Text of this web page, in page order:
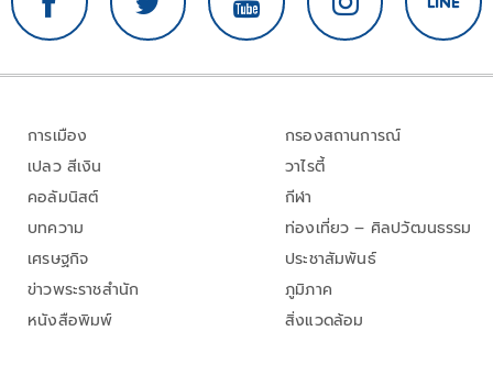
การเมือง
เปลว สีเงิน
คอลัมนิสต์
บทความ
เศรษฐกิจ
ข่าวพระราชสำนัก
หนังสือพิมพ์
กรองสถานการณ์
วาไรตี้
กีฬา
ท่องเที่ยว – ศิลปวัฒนธรรม
ประชาสัมพันธ์
ภูมิภาค
สิ่งแวดล้อม